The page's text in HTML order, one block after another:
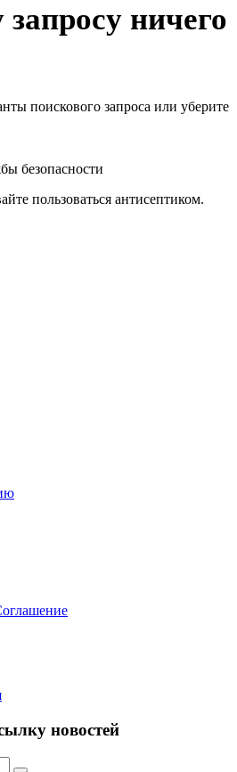
ничего
поискового запроса или уберите
безопасности
пользоваться антисептиком.
новостей